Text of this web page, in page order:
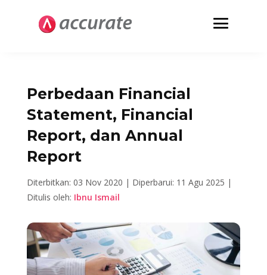
Perbedaan Financial
Statement, Financial
Report, dan Annual
Report
Diterbitkan: 03 Nov 2020 | Diperbarui: 11 Agu 2025 |
Ditulis oleh: Ibnu Ismail